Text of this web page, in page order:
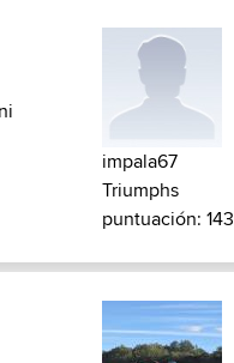
impala67
Triumphs
puntuación: 143